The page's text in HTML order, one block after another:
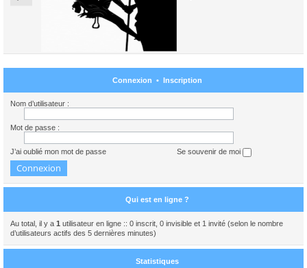
Connexion • Inscription
Nom d’utilisateur :
Mot de passe :
J’ai oublié mon mot de passe Se souvenir de moi
Qui est en ligne ?
Au total, il y a 1 utilisateur en ligne :: 0 inscrit, 0 invisible et 1 invité (selon le nombre
d’utilisateurs actifs des 5 dernières minutes)
Statistiques